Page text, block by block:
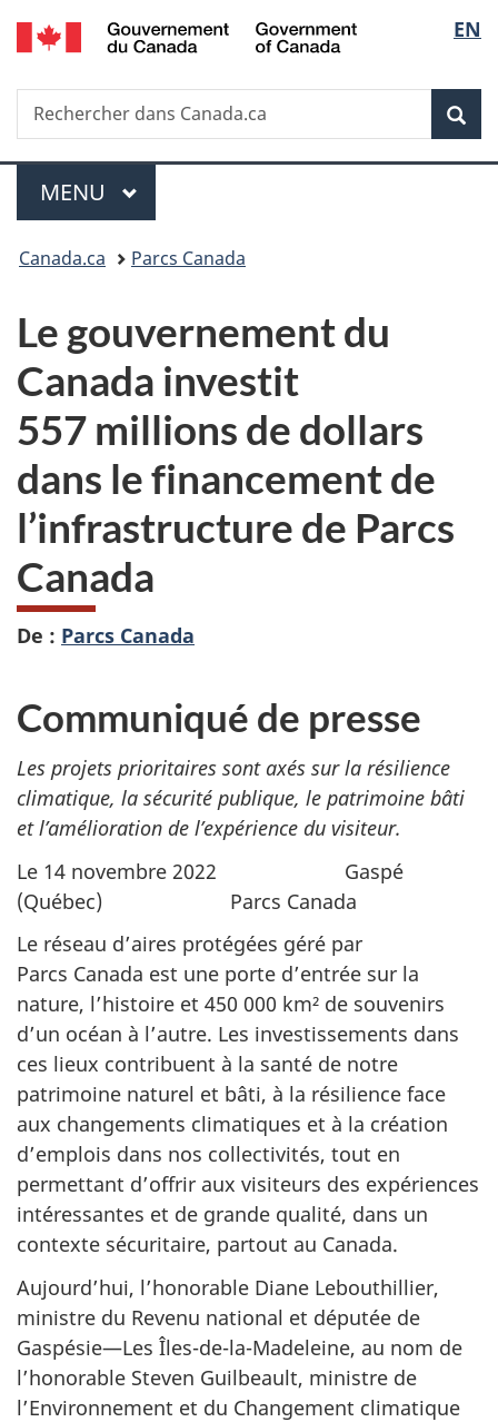
Passer
au
principal
Passer
à
Au
du
Passer
à
version
simplifiée
de
la
EN
Recherche
Rechercher
dans
Menu
MENU PRINCIPAL
Vous
ici :
Canada.ca Parcs Canada
Le gouvernement du
Canada investit
557 millions de dollars
dans le financement de
l’infrastructure de Parcs
Canada
De : Parcs Canada
Communiqué de presse
Les projets prioritaires sont axés sur la résilience
climatique, la sécurité publique, le patrimoine bâti
et l’amélioration de l’expérience du visiteur.
Le 14 novembre 2022 Gaspé
(Québec) Parcs Canada
Le réseau d’aires protégées géré par
Parcs Canada est une porte d’entrée sur la
nature, l’histoire et 450 000 km² de souvenirs
d’un océan à l’autre. Les investissements dans
ces lieux contribuent à la santé de notre
patrimoine naturel et bâti, à la résilience face
aux changements climatiques et à la création
d’emplois dans nos collectivités, tout en
permettant d’offrir aux visiteurs des expériences
intéressantes et de grande qualité, dans un
contexte sécuritaire, partout au Canada.
Aujourd’hui, l’honorable Diane Lebouthillier,
ministre du Revenu national et députée de
Gaspésie—Les Îles-de-la-Madeleine, au nom de
l’honorable Steven Guilbeault, ministre de
l’Environnement et du Changement climatique